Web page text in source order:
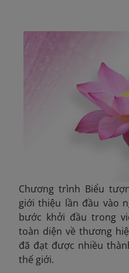
Chương trình Biểu
giới thiệu lần đầu vào
bước khởi đầu trong
toàn diện về thương
đã đạt được nhiều
thế giới.